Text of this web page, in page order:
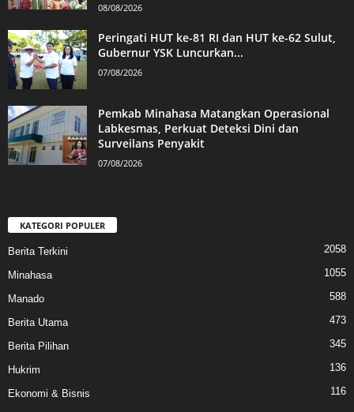
08/08/2026
Peringati HUT ke-81 RI dan HUT ke-62 Sulut,
Gubernur YSK Luncurkan...
07/08/2026
Pemkab Minahasa Matangkan Operasional
Labkesmas, Perkuat Deteksi Dini dan
Surveilans Penyakit
07/08/2026
KATEGORI POPULER
Berita Terkini 2058
Minahasa 1055
Manado 588
Berita Utama 473
Berita Pilihan 345
Hukrim 136
Ekonomi & Bisnis 116